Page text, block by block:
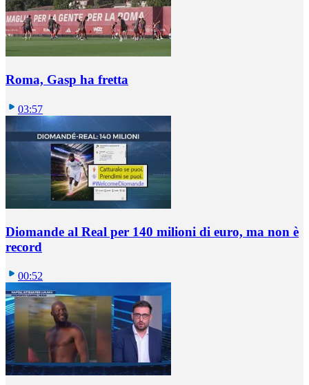
Roma, Gasp ha fretta
03:57
Diomande al Real per 140 milioni di euro, ma non è
record
00:52